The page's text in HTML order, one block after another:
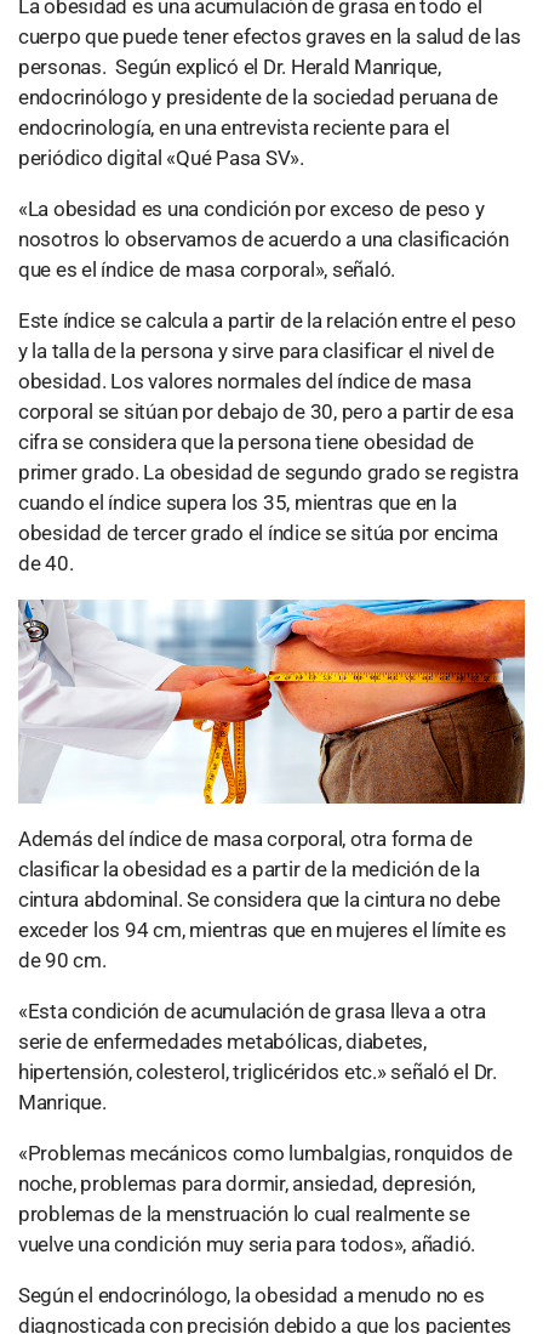
La obesidad es una acumulación de grasa en todo el
cuerpo que puede tener efectos graves en la salud de las
personas. Según explicó el Dr. Herald Manrique,
endocrinólogo y presidente de la sociedad peruana de
endocrinología, en una entrevista reciente para el
periódico digital «Qué Pasa SV».
«La obesidad es una condición por exceso de peso y
nosotros lo observamos de acuerdo a una clasificación
que es el índice de masa corporal», señaló.
Este índice se calcula a partir de la relación entre el peso
y la talla de la persona y sirve para clasificar el nivel de
obesidad. Los valores normales del índice de masa
corporal se sitúan por debajo de 30, pero a partir de esa
cifra se considera que la persona tiene obesidad de
primer grado. La obesidad de segundo grado se registra
cuando el índice supera los 35, mientras que en la
obesidad de tercer grado el índice se sitúa por encima
de 40.
Además del índice de masa corporal, otra forma de
clasificar la obesidad es a partir de la medición de la
cintura abdominal. Se considera que la cintura no debe
exceder los 94 cm, mientras que en mujeres el límite es
de 90 cm.
«Esta condición de acumulación de grasa lleva a otra
serie de enfermedades metabólicas, diabetes,
hipertensión, colesterol, triglicéridos etc.» señaló el Dr.
Manrique.
«Problemas mecánicos como lumbalgias, ronquidos de
noche, problemas para dormir, ansiedad, depresión,
problemas de la menstruación lo cual realmente se
vuelve una condición muy seria para todos», añadió.
Según el endocrinólogo, la obesidad a menudo no es
diagnosticada con precisión debido a que los pacientes